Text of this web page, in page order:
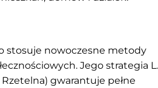
stosuje nowoczesne metody
Jego strategia
gwarantuje pełne